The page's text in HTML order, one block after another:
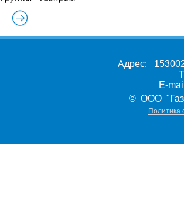
Адрес:
E-
© ООО
Политика